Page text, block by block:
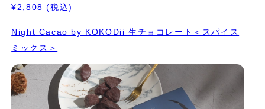
¥2,808 (税込)
Night Cacao by KOKODii 生チョコレート＜スパイス
ミックス＞